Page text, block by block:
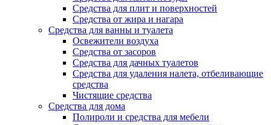
Средства для плит и поверхностей
Средства от жира и нагара
Средства для ванны и туалета
Освежители воздуха
Средства от засоров
Средства для дачных туалетов
Средства для удаления налета, отбеливающие
средства
Чистящие средства
Средства для дома
Полироли и средства для мебели